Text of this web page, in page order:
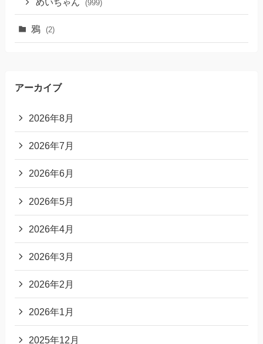
めいちゃん (999)
鴉 (2)
アーカイブ
2026年8月
2026年7月
2026年6月
2026年5月
2026年4月
2026年3月
2026年2月
2026年1月
2025年12月